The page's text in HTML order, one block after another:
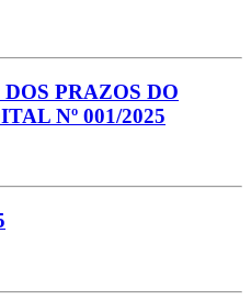
PRAZOS DO
Nº 001/2025